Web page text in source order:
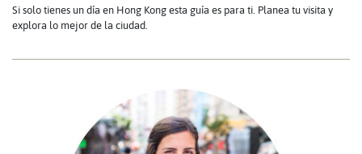
Si solo tienes un día en Hong Kong esta guía es para ti. Planea tu visita y
explora lo mejor de la ciudad.